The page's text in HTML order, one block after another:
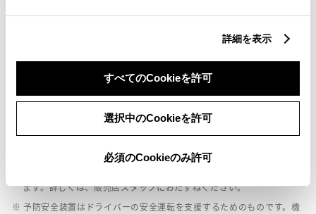
詳細を表示
すべてのCookieを許可
選択中のCookieを許可
必須のCookieのみ許可
：ﾃﾞｭｱﾙ+ｻｲﾄﾞｴｱﾊﾞｯｸﾞ
※ グレードによって予防安全装置の設定が異なる場合があります。
※ グレードや予防安全装置の設定によって同じ車種でも安全運転サポー
ト車の区分が異なる場合があります。
※ 予防安全装置の各機能の作動には、速度や対象物等の条件がありま
ます。詳しくは、販売店スタッフにおたずねください。
※ 予防安全装置はドライバーの安全運転を支援するためのものです。機